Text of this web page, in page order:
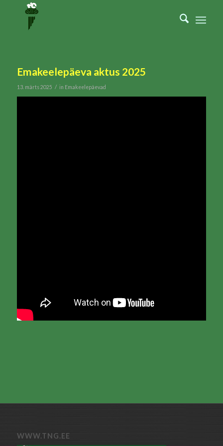
Emakeelepäeva aktus 2025
13. märts 2025 / in Emakeelepäevad
WWW.TNG.EE